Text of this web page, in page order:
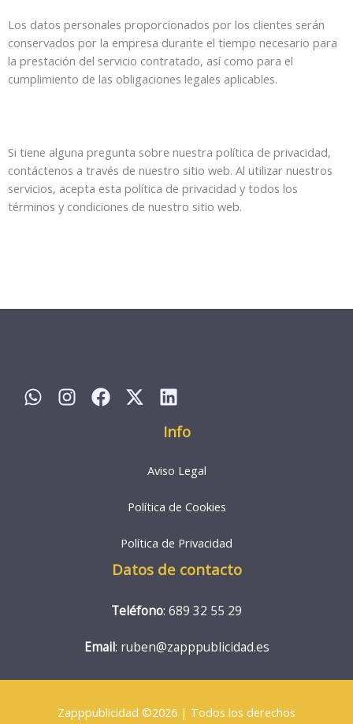
Los datos personales proporcionados por los clientes serán
conservados por la empresa durante el tiempo necesario para
la prestación del servicio contratado, así como para el
cumplimiento de las obligaciones legales aplicables.
Si tiene alguna pregunta sobre nuestra política de privacidad,
contáctenos a través de nuestro sitio web. Al utilizar nuestros
servicios, acepta esta política de privacidad y todos los
términos y condiciones de nuestro sitio web.
Info
Aviso Legal
Política de Cookies
Política de Privacidad
Datos de contacto
Teléfono: 689 32 55 29
Email: ruben@zapppublicidad.es
Zapppublicidad ©2026 | Todos los derechos